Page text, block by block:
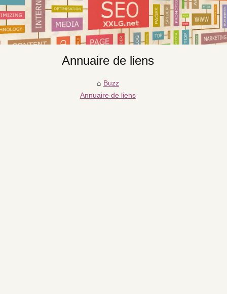
Annuaire de liens
Buzz
Annuaire de liens